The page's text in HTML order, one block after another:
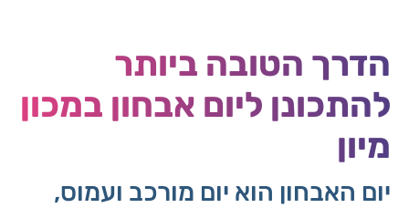
הדרך הטובה ביותר
להתכונן ליום אבחון במכון
מיון
יום האבחון הוא יום מורכב ועמוס,